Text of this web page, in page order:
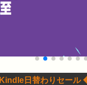
Kindle日替わりセール